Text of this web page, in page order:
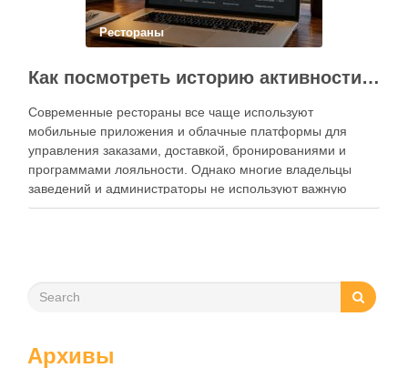
Рестораны
Как посмотреть историю активности приложения для ресторана и зачем это нужно бизнесу
Современные рестораны все чаще используют
мобильные приложения и облачные платформы для
управления заказами, доставкой, бронированиями и
программами лояльности. Однако многие владельцы
заведений и администраторы не используют важную
функцию — просмотр истории активности приложения.
Архивы